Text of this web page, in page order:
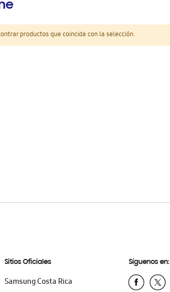
productos que coincida con la selección.
Sitios Oficiales
Samsung Costa Rica
Síguenos en: